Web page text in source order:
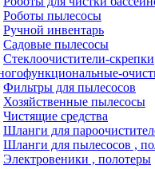
Роботы пылесосы
Ручной инвентарь
Садовые пылесосы
Стеклоочистители-скрепки
Фильтры для пылесосов
Хозяйственные пылесосы
Чистящие средства
Шланги для
Шланги для пылесосов ,
Электровеники , полотеры